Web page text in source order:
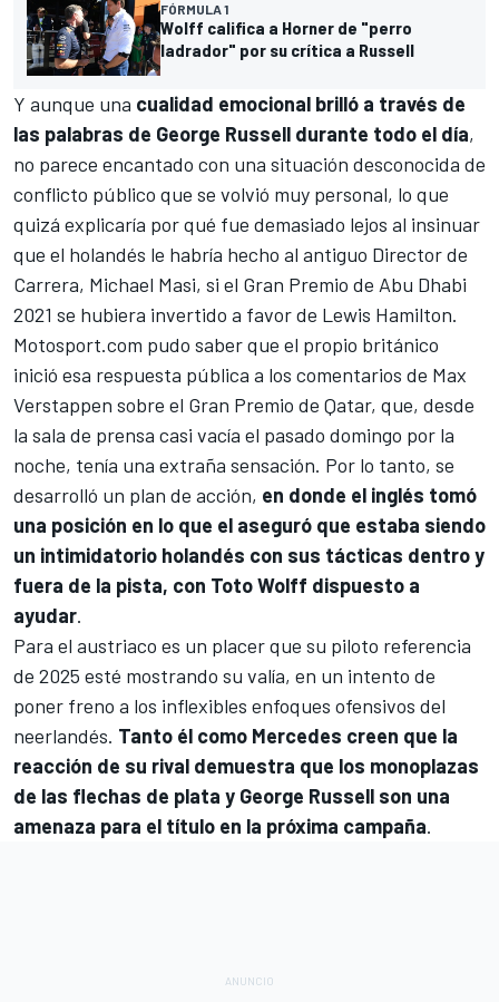
FÓRMULA 1
Wolff califica a Horner de "perro
ladrador" por su crítica a Russell
Y aunque una cualidad emocional brilló a través de
las palabras de George Russell durante todo el día,
no parece encantado con una situación desconocida de
conflicto público que se volvió muy personal, lo que
quizá explicaría por qué fue demasiado lejos al insinuar
que el holandés le habría hecho al antiguo Director de
Carrera, Michael Masi, si el Gran Premio de Abu Dhabi
2021 se hubiera invertido a favor de Lewis Hamilton.
Motosport.com pudo saber que el propio británico
inició esa respuesta pública a los comentarios de Max
Verstappen sobre el Gran Premio de Qatar, que, desde
la sala de prensa casi vacía el pasado domingo por la
noche, tenía una extraña sensación. Por lo tanto, se
desarrolló un plan de acción, en donde el inglés tomó
una posición en lo que el aseguró que estaba siendo
un intimidatorio holandés con sus tácticas dentro y
fuera de la pista, con Toto Wolff dispuesto a
ayudar.
Para el austriaco es un placer que su piloto referencia
de 2025 esté mostrando su valía, en un intento de
poner freno a los inflexibles enfoques ofensivos del
neerlandés. Tanto él como Mercedes creen que la
reacción de su rival demuestra que los monoplazas
de las flechas de plata y George Russell son una
amenaza para el título en la próxima campaña.